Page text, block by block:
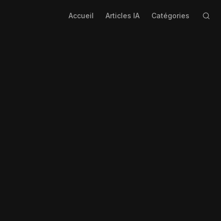
Accueil Articles IA Catégories